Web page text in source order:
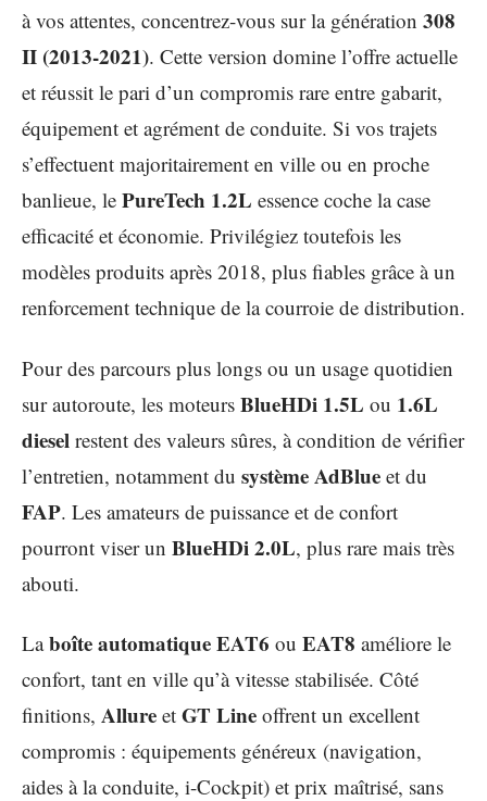
à vos attentes, concentrez-vous sur la génération 308
II (2013-2021). Cette version domine l’offre actuelle
et réussit le pari d’un compromis rare entre gabarit,
équipement et agrément de conduite. Si vos trajets
s’effectuent majoritairement en ville ou en proche
banlieue, le PureTech 1.2L essence coche la case
efficacité et économie. Privilégiez toutefois les
modèles produits après 2018, plus fiables grâce à un
renforcement technique de la courroie de distribution.
Pour des parcours plus longs ou un usage quotidien
sur autoroute, les moteurs BlueHDi 1.5L ou 1.6L
diesel restent des valeurs sûres, à condition de vérifier
l’entretien, notamment du système AdBlue et du
FAP. Les amateurs de puissance et de confort
pourront viser un BlueHDi 2.0L, plus rare mais très
abouti.
Laboîte automatique EAT6 ou EAT8 améliore le
confort, tant en ville qu’à vitesse stabilisée. Côté
finitions, Allure et GT Line offrent un excellent
compromis : équipements généreux (navigation,
aides à la conduite, i-Cockpit) et prix maîtrisé, sans